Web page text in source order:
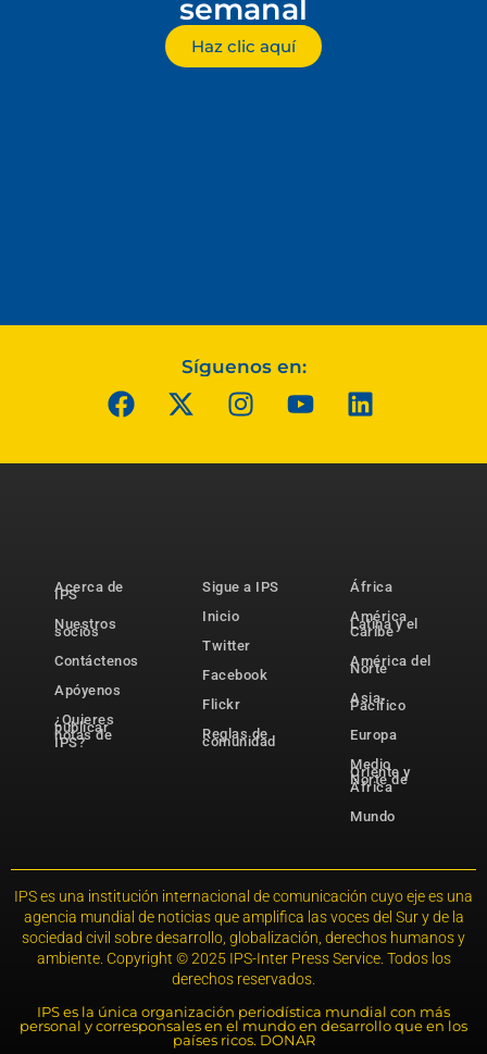
semanal
Haz clic aquí
Síguenos en:
Acerca de
IPS
Nuestros
socios
Contáctenos
Apóyenos
¿Quieres
publicar
notas de
IPS?
Sigue a IPS
Inicio
Twitter
Facebook
Flickr
Reglas de
comunidad
África
América
Latina y el
Caribe
América del
Norte
Asia-
Pacífico
Europa
Medio
Oriente y
Norte de
África
Mundo
IPS es una institución internacional de comunicación cuyo eje es una
agencia mundial de noticias que amplifica las voces del Sur y de la
sociedad civil sobre desarrollo, globalización, derechos humanos y
ambiente. Copyright © 2025 IPS-Inter Press Service. Todos los
derechos reservados.
IPS es la única organización periodística mundial con más
personal y corresponsales en el mundo en desarrollo que en los
países ricos. DONAR